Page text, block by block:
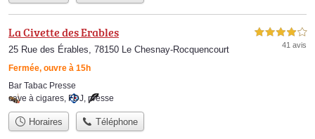
La Civette des Erables
25 Rue des Érables, 78150 Le Chesnay-Rocquencourt
Fermée, ouvre à 15h
4,0 étoiles sur 5
41 avis
Bar Tabac Presse
cave à cigares FDJ presse
Horaires Téléphone